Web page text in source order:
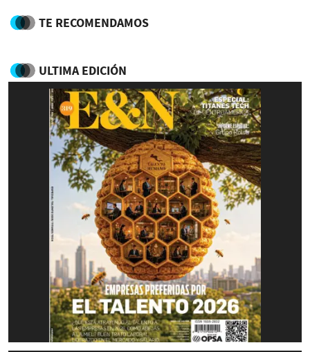
TE RECOMENDAMOS
ULTIMA EDICIÓN